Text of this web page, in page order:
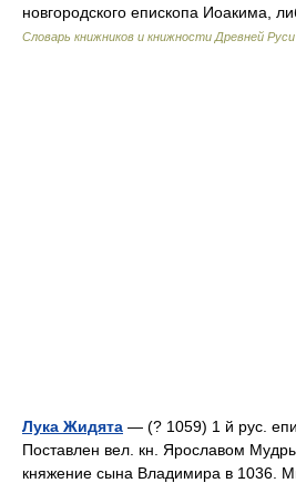
новгородского епископа Иоакима,
Словарь книжников и книжности Древней Руси
Лука Жидята — (? 1059) 1 й рус.
Поставлен вел. кн. Ярославом
княжение сына Владимира в 1036.